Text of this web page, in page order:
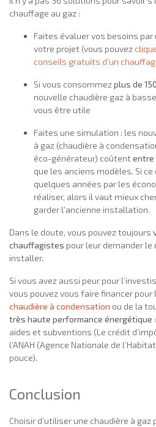
chauffage au gaz :
Faites évaluer vos besoins
votre projet (vous pouvez
conseils gratuits d’un
Si vous consommezplus de
nouvelle chaudière gaz à
vous être utile
Faites une simulation : les
à gaz (chaudière à
éco-générateur) coûtententre
que les anciens modèles. Si
quelques années par les
réaliser, alors il vaut mieux
garder l’ancienne installation.
Dans le doute, vous pouvez toujours
chauffagistes pour leur demander
installer.
Si vous avez aussi peur pour
vous pouvez vous faire financer pour
chaudière à condensation ou de la
très haute performance énergétique
aides et subventions (Le crédit
l’ANAH (Agence Nationale de
pouce).
Conclusion
Choisir d’utiliser une chaudière à gaz